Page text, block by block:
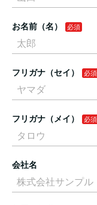
お名前（名）
フリガナ（セイ）
フリガナ（メイ）
会社名